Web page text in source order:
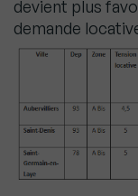
devient plus
demande